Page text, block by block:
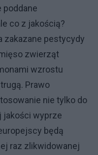
poddane
co z jakością?
zakazane pestycydy
zwierząt
wzrostu
Prawo
nie tylko do
jakości wyprze
będą
raz zlikwidowanej